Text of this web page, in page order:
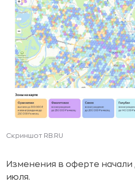
Скриншот RB.RU
Изменения в оферте начали
июля.